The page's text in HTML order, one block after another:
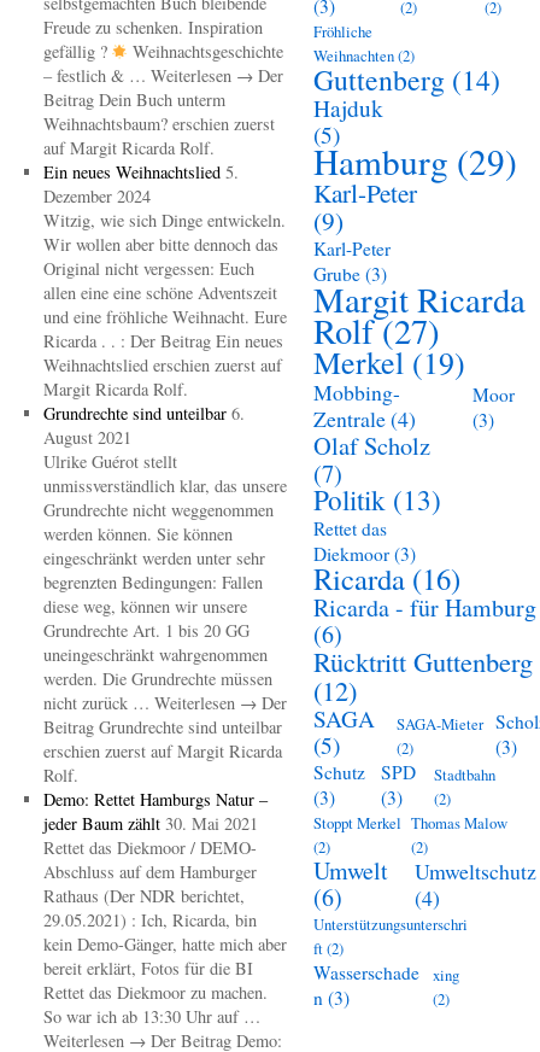
Freude zu schenken. Inspiration
gefällig ?
Weihnachtsgeschichte
– festlich & … Weiterlesen → Der
Beitrag Dein Buch unterm
Weihnachtsbaum? erschien zuerst
auf Margit Ricarda Rolf.
Ein neues Weihnachtslied 5.
Dezember 2024
Witzig, wie sich Dinge entwickeln.
Wir wollen aber bitte dennoch das
Original nicht vergessen: Euch
allen eine eine schöne Adventszeit
und eine fröhliche Weihnacht. Eure
Ricarda . . : Der Beitrag Ein neues
Weihnachtslied erschien zuerst auf
Margit Ricarda Rolf.
Grundrechte sind unteilbar 6.
August 2021
Ulrike Guérot stellt
unmissverständlich klar, das unsere
Grundrechte nicht weggenommen
werden können. Sie können
eingeschränkt werden unter sehr
begrenzten Bedingungen: Fallen
diese weg, können wir unsere
Grundrechte Art. 1 bis 20 GG
uneingeschränkt wahrgenommen
werden. Die Grundrechte müssen
nicht zurück … Weiterlesen → Der
Beitrag Grundrechte sind unteilbar
erschien zuerst auf Margit Ricarda
Rolf.
Demo: Rettet Hamburgs Natur –
jeder Baum zählt 30. Mai 2021
Rettet das Diekmoor / DEMO-
Abschluss auf dem Hamburger
Rathaus (Der NDR berichtet,
29.05.2021) : Ich, Ricarda, bin
kein Demo-Gänger, hatte mich aber
bereit erklärt, Fotos für die BI
Rettet das Diekmoor zu machen.
So war ich ab 13:30 Uhr auf …
Weiterlesen → Der Beitrag Demo:
(3) (2)
(2)
Fröhliche
Weihnachten(2)
Guttenberg (14)
Hajduk
(5)
Hamburg (29)
Karl-Peter
(9)
Karl-Peter
Grube (3)
Margit Ricarda
Rolf(27)
Merkel (19)
Mobbing-
Zentrale(4)
Moor
(3)
Olaf Scholz
(7)
Politik (13)
Rettet das
Diekmoor (3)
Ricarda (16)
Ricarda - für Hamburg
(6)
Rücktritt Guttenberg
(12)
SAGA
(5)
SAGA-Mieter
(2)
(3)
Schutz
(3)
SPD
(3)
Stadtbahn
(2)
Stoppt Merkel
(2)
Thomas Malow
(2)
Umwelt
(6)
Umweltschutz
(4)
Unterstützungsunterschri
ft(2)
Wasserschade
n (3)
xing
(2)